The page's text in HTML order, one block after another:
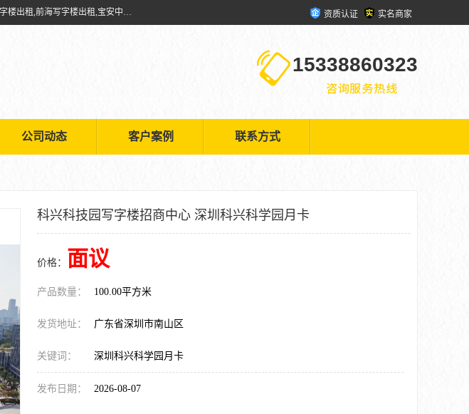
深圳鑫企通投资发展有限公司提供福田写字楼出租,福田中心区写字楼出租,后海写字楼出租,科技园写字楼出租,南山写字楼出租,前海写字楼出租,宝安中心写字楼出租,车公庙写字楼出租,深圳写字楼出租，欢迎有需要的朋友前来咨询。 资质认证 实名商家
15338860323
公司动态 客户案例 联系方式
科兴科技园写字楼招商中心 深圳科兴科学园月卡
价格： 面议
产品数量： 100.00平方米
发货地址： 广东省深圳市南山区
关键词： 深圳科兴科学园月卡
发布日期： 2026-08-07